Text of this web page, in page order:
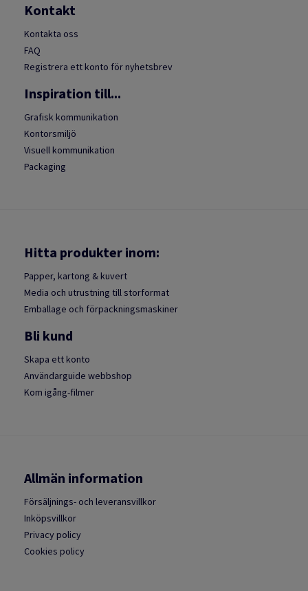
Kontakt
Kontakta oss
FAQ
Registrera ett konto för nyhetsbrev
Inspiration till...
Grafisk kommunikation
Kontorsmiljö
Visuell kommunikation
Packaging
Hitta produkter inom:
Papper, kartong & kuvert
Media och utrustning till storformat
Emballage och förpackningsmaskiner
Bli kund
Skapa ett konto
Användarguide webbshop
Kom igång-filmer
Allmän information
Försäljnings- och leveransvillkor
Inköpsvillkor
Privacy policy
Cookies policy